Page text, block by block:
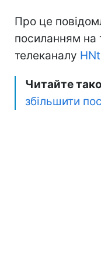
Про це
посиланням на
телеканалу
Читайте
збільшити